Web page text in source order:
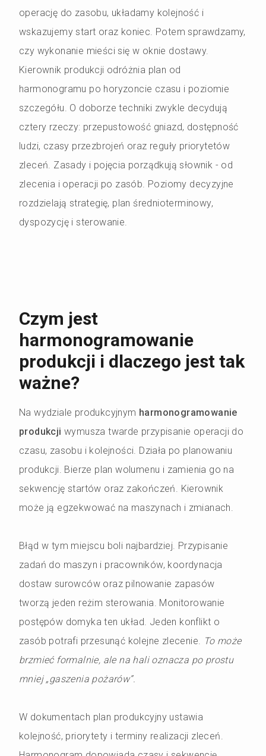
operację do zasobu, układamy kolejność i
wskazujemy start oraz koniec. Potem sprawdzamy,
czy wykonanie mieści się w oknie dostawy.
Kierownik produkcji odróżnia plan od
harmonogramu po horyzoncie czasu i poziomie
szczegółu. O doborze techniki zwykle decydują
cztery rzeczy: przepustowość gniazd, dostępność
ludzi, czasy przezbrojeń oraz reguły priorytetów
zleceń. Zasady i pojęcia porządkują słownik - od
zlecenia i operacji po zasób. Poziomy decyzyjne
rozdzielają strategię, plan średnioterminowy,
dyspozycję i sterowanie.
Czym jest
harmonogramowanie
produkcji i dlaczego jest tak
ważne?
Na wydziale produkcyjnym harmonogramowanie
produkcji wymusza twarde przypisanie operacji do
czasu, zasobu i kolejności. Działa po planowaniu
produkcji. Bierze plan wolumenu i zamienia go na
sekwencję startów oraz zakończeń. Kierownik
może ją egzekwować na maszynach i zmianach.
Błąd w tym miejscu boli najbardziej. Przypisanie
zadań do maszyn i pracowników, koordynacja
dostaw surowców oraz pilnowanie zapasów
tworzą jeden reżim sterowania. Monitorowanie
postępów domyka ten układ. Jeden konflikt o
zasób potrafi przesunąć kolejne zlecenie. To może
brzmieć formalnie, ale na hali oznacza po prostu
mniej „gaszenia pożarów”.
W dokumentach plan produkcyjny ustawia
kolejność, priorytety i terminy realizacji zleceń.